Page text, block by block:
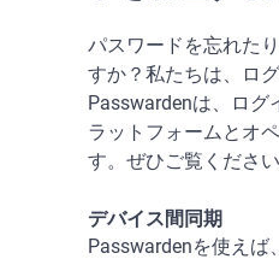
パスワードを忘れた
すか？私たちは、ロ
Passwardenは、ロ
ラットフォームとオ
す。ぜひご覧ください
デバイス間同期
Passwardenを使えば